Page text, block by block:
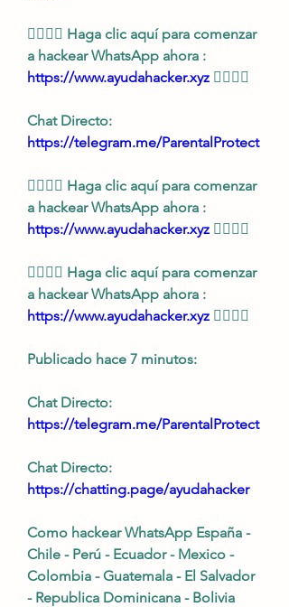
👉🏻👉🏻 Haga clic aquí para comenzar
https://www.ayudahacker.xyz 👈🏻👈🏻
Chat Directo:
https://telegram.me/ParentalProtect
👉🏻👉🏻 Haga clic aquí para comenzar
https://www.ayudahacker.xyz 👈🏻👈🏻
👉🏻👉🏻 Haga clic aquí para comenzar
https://www.ayudahacker.xyz 👈🏻👈🏻
Publicado hace 7 minutos:
Chat Directo:
https://telegram.me/ParentalProtect
Chat Directo:
https://chatting.page/ayudahacker
Como hackear WhatsApp España -
Chile - Perú - Ecuador - Mexico -
Colombia - Guatemala - El Salvador
- Republica Dominicana - Bolivia